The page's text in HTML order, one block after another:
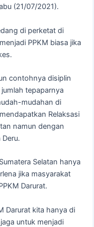
(21/07/2021).
di perketat di
PPKM biasa jika
contohnya disiplin
tepaparnya
mudahan di
Relaksasi
namun dengan
Selatan hanya
jika masyarakat
Darurat.
Darurat kita hanya di
untuk menjadi